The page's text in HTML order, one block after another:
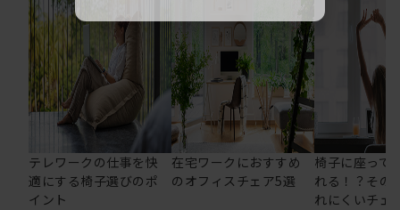
テレワークの仕事を快
適にする椅子選びのポ
イント
在宅ワークにおすすめ
のオフィスチェア5選
椅子に座って
れる！？その
れにくいチェ